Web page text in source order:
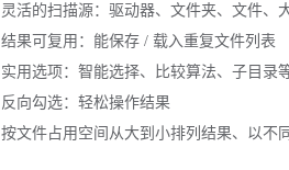
灵活的扫描源：驱动器、文件夹、文件、
结果可复用：能保存 / 载入重复文件列表
实用选项：智能选择、比较算法、子目录
反向勾选：轻松操作结果
按文件占用空间从大到小排列结果、以不